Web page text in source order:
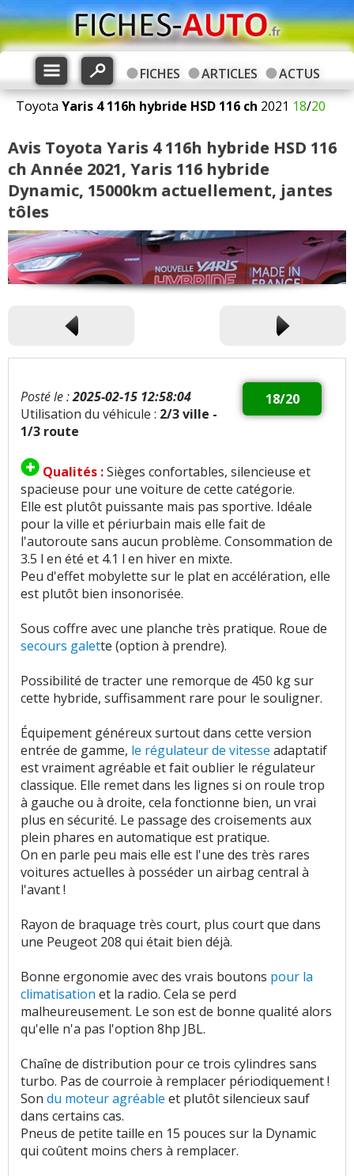
FICHES ARTICLES
ACTUS
Toyota Yaris 4 116h hybride HSD 116 ch 2021 18/20
Avis Toyota Yaris 4 116h hybride HSD 116
ch Année 2021, Yaris 116 hybride
Dynamic, 15000km actuellement, jantes
tôles
18/20
Posté le :2025-02-15 12:58:04
Utilisation du véhicule : 2/3 ville -
1/3 route
Qualités :Sièges confortables, silencieuse et
spacieuse pour une voiture de cette catégorie.
Elle est plutôt puissante mais pas sportive. Idéale
pour la ville et périurbain mais elle fait de
l'autoroute sans aucun problème. Consommation de
3.5 l en été et 4.1 l en hiver en mixte.
Peu d'effet mobylette sur le plat en accélération, elle
est plutôt bien insonorisée.
Sous coffre avec une planche très pratique. Roue de
secours galette (option à prendre).
Possibilité de tracter une remorque de 450 kg sur
cette hybride, suffisamment rare pour le souligner.
Équipement généreux surtout dans cette version
entrée de gamme, le régulateur de vitesse adaptatif
est vraiment agréable et fait oublier le régulateur
classique. Elle remet dans les lignes si on roule trop
à gauche ou à droite, cela fonctionne bien, un vrai
plus en sécurité. Le passage des croisements aux
plein phares en automatique est pratique.
On en parle peu mais elle est l'une des très rares
voitures actuelles à posséder un airbag central à
l'avant !
Rayon de braquage très court, plus court que dans
une Peugeot 208 qui était bien déjà.
Bonne ergonomie avec des vrais boutons pour la
climatisation et la radio. Cela se perd
malheureusement. Le son est de bonne qualité alors
qu'elle n'a pas l'option 8hp JBL.
Chaîne de distribution pour ce trois cylindres sans
turbo. Pas de courroie à remplacer périodiquement !
Son du moteur agréable et plutôt silencieux sauf
dans certains cas.
Pneus de petite taille en 15 pouces sur la Dynamic
qui coûtent moins chers à remplacer.